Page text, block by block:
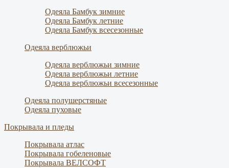
Одеяла Бамбук зимние
Одеяла Бамбук летние
Одеяла Бамбук всесезонные
Одеяла верблюжьи
Одеяла верблюжьи зимние
Одеяла верблюжьи летние
Одеяла верблюжьи всесезонные
Одеяла полушерстяные
Одеяла пуховые
Покрывала и пледы
Покрывала атлас
Покрывала гобеленовые
Покрывала ВЕЛСОФТ